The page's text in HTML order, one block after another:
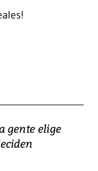
gente elige